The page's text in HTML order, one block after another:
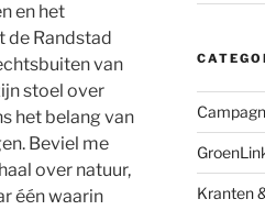
en het
de Randstad
van
stoel over
het belang van
Beviel me
over natuur,
één waarin
Kranten